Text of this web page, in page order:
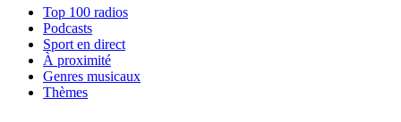
Top 100 radios
Podcasts
Sport en direct
À proximité
Genres musicaux
Thèmes